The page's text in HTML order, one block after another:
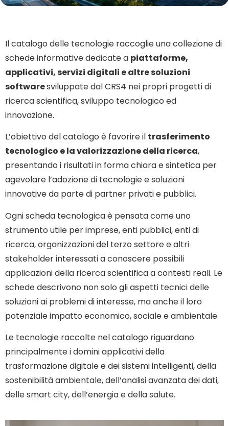
Il catalogo delle tecnologie raccoglie una collezione di
schede informative dedicate a piattaforme,
applicativi, servizi digitali e altre soluzioni
softwaresviluppate dal CRS4 nei propri progetti di
ricerca scientifica, sviluppo tecnologico ed
innovazione.
L’obiettivo del catalogo è favorire il trasferimento
tecnologico e la valorizzazione della ricerca,
presentando i risultati in forma chiara e sintetica per
agevolare l’adozione di tecnologie e soluzioni
innovative da parte di partner privati e pubblici.
Ogni scheda tecnologica è pensata come uno
strumento utile per imprese, enti pubblici, enti di
ricerca, organizzazioni del terzo settore e altri
stakeholder interessati a conoscere possibili
applicazioni della ricerca scientifica a contesti reali. Le
schede descrivono non solo gli aspetti tecnici delle
soluzioni ai problemi di interesse, ma anche il loro
potenziale impatto economico, sociale e ambientale.
Le tecnologie raccolte nel catalogo riguardano
principalmente i domini applicativi della
trasformazione digitale e dei sistemi intelligenti, della
sostenibilità ambientale, dell’analisi avanzata dei dati,
delle smart city, dell’energia e della salute.